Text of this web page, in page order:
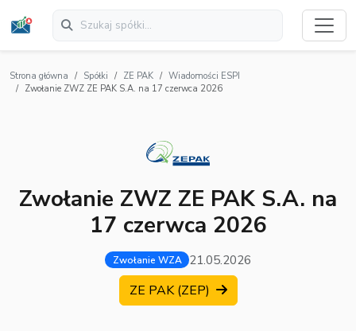
Strona główna Spółki ZE PAK
Wiadomości ESPI
Zwołanie ZWZ ZE PAK S.A. na 17 czerwca 2026
Zwołanie ZWZ ZE PAK S.A. na
17 czerwca 2026
Zwołanie WZA 21.05.2026
ZE PAK (ZEP)